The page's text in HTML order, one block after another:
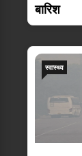
बारिश
स्वास्थ्य